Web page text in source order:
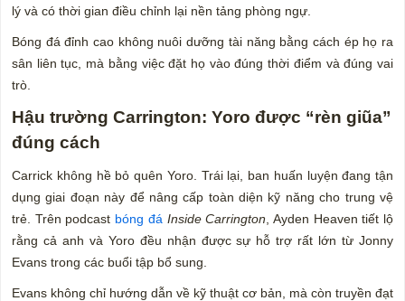
lý và có thời gian điều chỉnh lại nền tảng phòng ngự.
Bóng đá đỉnh cao không nuôi dưỡng tài năng bằng cách ép họ ra
sân liên tục, mà bằng việc đặt họ vào đúng thời điểm và đúng vai
trò.
Hậu trường Carrington: Yoro được “rèn giũa”
đúng cách
Carrick không hề bỏ quên Yoro. Trái lại, ban huấn luyện đang tận
dụng giai đoạn này để nâng cấp toàn diện kỹ năng cho trung vệ
trẻ. Trên podcast bóng đá Inside Carrington , Ayden Heaven tiết lộ
rằng cả anh và Yoro đều nhận được sự hỗ trợ rất lớn từ Jonny
Evans trong các buổi tập bổ sung.
Evans không chỉ hướng dẫn về kỹ thuật cơ bản, mà còn truyền đạt